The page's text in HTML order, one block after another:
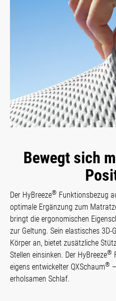
Bewegt sich
Der HyBreeze® Funktionsbezug
optimale Ergänzung zum
bringt die ergonomischen
zur Geltung. Sein elastisches
Körper an, bietet zusätzliche
Stellen einsinken. Der HyBreeze®
eigens entwickelter QXSchaum®
erholsamen Schlaf.